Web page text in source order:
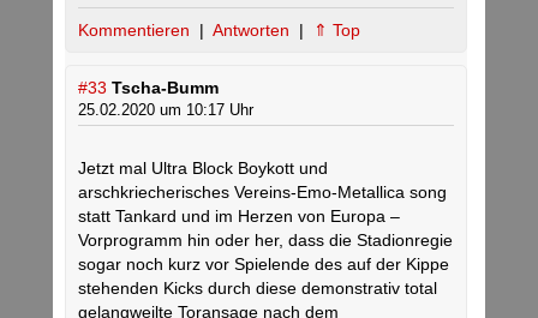
Kommentieren | Antworten | ⇑ Top
#33 Tscha-Bumm
25.02.2020 um 10:17 Uhr
Jetzt mal Ultra Block Boykott und
arschkriecherisches Vereins-Emo-Metallica song
statt Tankard und im Herzen von Europa –
Vorprogramm hin oder her, dass die Stadionregie
sogar noch kurz vor Spielende des auf der Kippe
stehenden Kicks durch diese demonstrativ total
gelangweilte Toransage nach dem